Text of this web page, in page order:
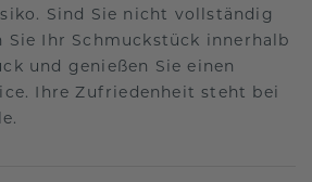
Sind Sie nicht vollständig
Sie Ihr Schmuckstück innerhalb
und genießen Sie einen
Ihre Zufriedenheit steht bei